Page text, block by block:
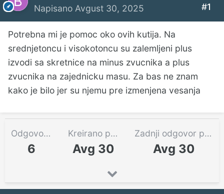
Napisano Avgust 30, 2025 #1
Potrebna mi je pomoc oko ovih kutija. Na
srednjetoncu i visokotoncu su zalemljeni plus
izvodi sa skretnice na minus zvucnika a plus
zvucnika na zajednicku masu. Za bas ne znam
kako je bilo jer su njemu pre izmenjena vesanja
Odgovora
6
Kreirano pre
Avg 30
Zadnji odgovor pre
Avg 30